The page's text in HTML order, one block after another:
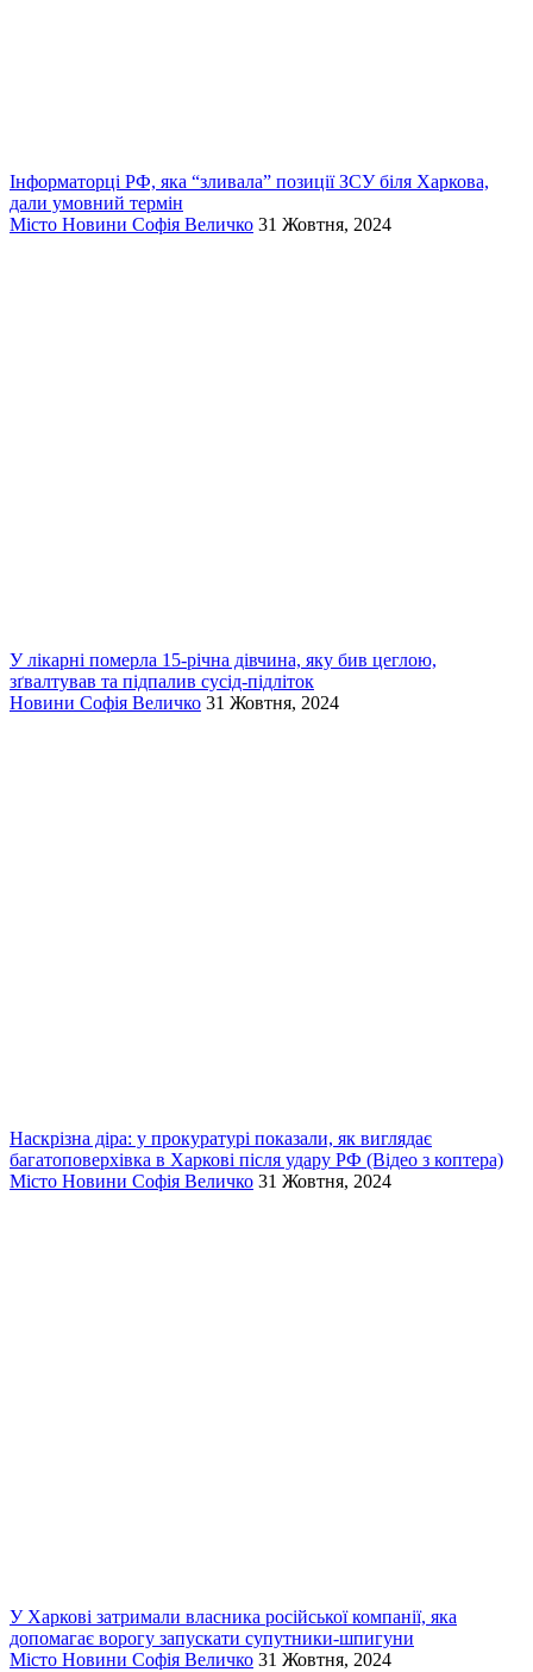
Інформаторці РФ, яка “зливала” позиції ЗСУ біля Харкова,
дали умовний термін
Місто Новини Софія Величко 31 Жовтня, 2024
У лікарні померла 15-річна дівчина, яку бив цеглою,
зґвалтував та підпалив сусід-підліток
Новини Софія Величко 31 Жовтня, 2024
Наскрізна діра: у прокуратурі показали, як виглядає
багатоповерхівка в Харкові після удару РФ (Відео з коптера)
Місто Новини Софія Величко 31 Жовтня, 2024
У Харкові затримали власника російської компанії, яка
допомагає ворогу запускати супутники-шпигуни
Місто Новини Софія Величко 31 Жовтня, 2024